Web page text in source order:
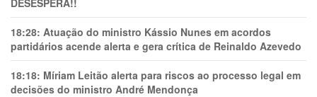
DESESPERA!!
18:28: Atuação do ministro Kássio Nunes em acordos
partidários acende alerta e gera crítica de Reinaldo Azevedo
18:18: Míriam Leitão alerta para riscos ao processo legal em
decisões do ministro André Mendonça